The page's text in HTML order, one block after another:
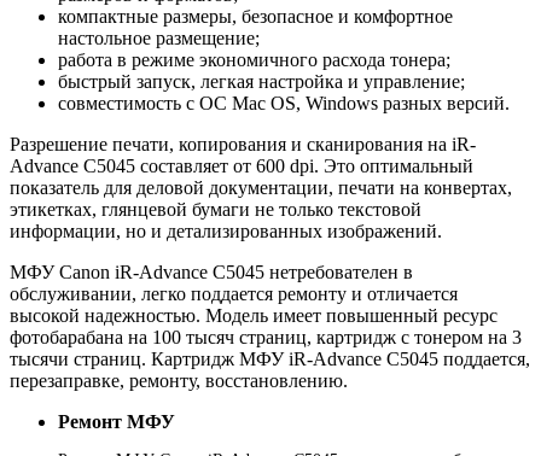
компактные размеры, безопасное и комфортное
настольное размещение;
работа в режиме экономичного расхода тонера;
быстрый запуск, легкая настройка и управление;
совместимость с ОС Mac OS, Windows разных версий.
Разрешение печати, копирования и сканирования на iR-
Advance C5045 составляет от 600 dpi. Это оптимальный
показатель для деловой документации, печати на конвертах,
этикетках, глянцевой бумаги не только текстовой
информации, но и детализированных изображений.
МФУ Canon iR-Advance C5045 нетребователен в
обслуживании, легко поддается ремонту и отличается
высокой надежностью. Модель имеет повышенный ресурс
фотобарабана на 100 тысяч страниц, картридж с тонером на 3
тысячи страниц. Картридж МФУ iR-Advance C5045 поддается,
перезаправке, ремонту, восстановлению.
Ремонт МФУ